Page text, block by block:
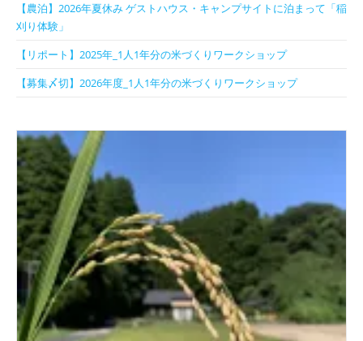
【農泊】2026年夏休み ゲストハウス・キャンプサイトに泊まって「稲
刈り体験」
【リポート】2025年_1人1年分の米づくりワークショップ
【募集〆切】2026年度_1人1年分の米づくりワークショップ